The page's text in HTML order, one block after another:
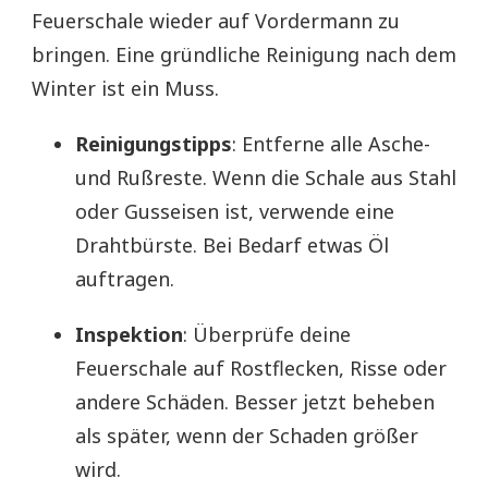
Feuerschale wieder auf Vordermann zu
bringen. Eine gründliche Reinigung nach dem
Winter ist ein Muss.
Reinigungstipps: Entferne alle Asche-
und Rußreste. Wenn die Schale aus Stahl
oder Gusseisen ist, verwende eine
Drahtbürste. Bei Bedarf etwas Öl
auftragen.
Inspektion: Überprüfe deine
Feuerschale auf Rostflecken, Risse oder
andere Schäden. Besser jetzt beheben
als später, wenn der Schaden größer
wird.